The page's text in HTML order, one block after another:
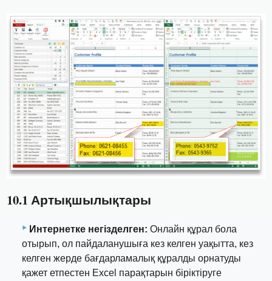
10.1 Артықшылықтары
Интернетке негізделген: Онлайн құрал бола
отырып, ол пайдаланушыға кез келген уақытта, кез
келген жерде бағдарламалық құралды орнатуды
қажет етпестен Excel парақтарын біріктіруге